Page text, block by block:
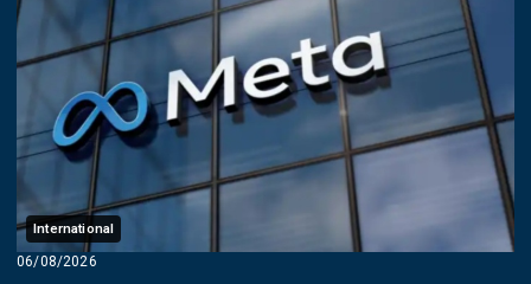
International
06/08/2026